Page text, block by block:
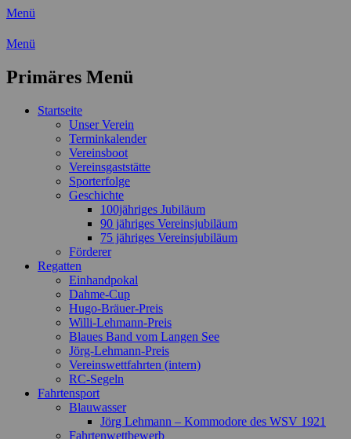
Menü
Wassersport-Verein 1921 e.V.
Freizeit mit der ganzen Familie
Menü
Primäres Menü
Zum
Startseite
Unser Verein
Terminkalender
Vereinsboot
Vereinsgaststätte
Sporterfolge
Geschichte
100jähriges Jubiläum
90 jähriges Vereinsjubiläum
75 jähriges Vereinsjubiläum
Förderer
Regatten
Einhandpokal
Dahme-Cup
Hugo-Bräuer-Preis
Willi-Lehmann-Preis
Blaues Band vom Langen See
Jörg-Lehmann-Preis
Vereinswettfahrten (intern)
RC-Segeln
Fahrtensport
Blauwasser
Jörg Lehmann – Kommodore des WSV 1921
Fahrtenwettbewerb